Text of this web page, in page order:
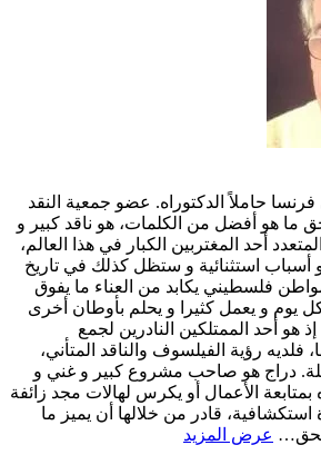
تخرج في فرنسا حاملاً الدكتوراه. عضو جمعية النقد
ما هو أفضل من الكلمات، هو ناقد كبير و
أحد المغتربين الكبار في هذا العالم،
أسباب استثنائية و ستظل كذلك في تاريخ
فلسطيني يكابد من العناء ما يفوق
يوم و يعمل كثيرا و يحلم بأوطان أخرى
هو أحد الممتلكين النادرين لجمع
فلديه رؤية الفيلسوف والناقد المتأني،
دراج هو صاحب مشروع كبير و غني و
بمتابعة الأعمال أو يكرس لهالات مجد زائفة
قادر من خلالها أن يميز ما
عرض المزيد